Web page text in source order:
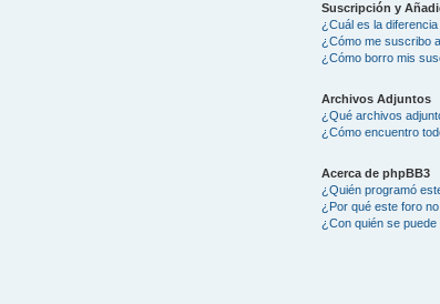
Suscripción y
¿Cuál es la
¿Cómo me suscribo
¿Cómo borro mis
Archivos Adjuntos
¿Qué archivos
¿Cómo encuentro
Acerca de phpBB3
¿Quién programó
¿Por qué este foro
¿Con quién se